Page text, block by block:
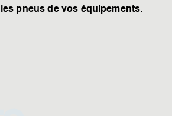
pneus de vos équipements.